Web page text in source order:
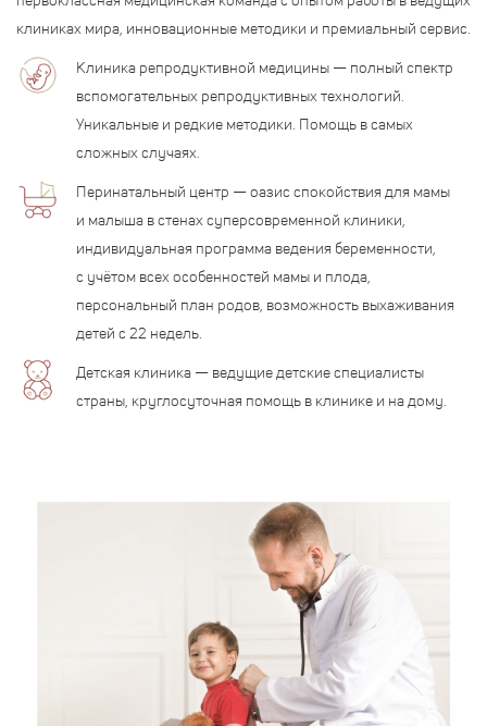
клиниках мира, инновационные методики и премиальный сервис.
Клиника репродуктивной медицины — полный спектр
вспомогательных репродуктивных технологий.
Уникальные и редкие методики. Помощь в самых
сложных случаях.
Перинатальный центр — оазис спокойствия для мамы
и малыша в стенах суперсовременной клиники,
индивидуальная программа ведения беременности,
с учётом всех особенностей мамы и плода,
персональный план родов, возможность выхаживания
детей с 22 недель.
Детская клиника — ведущие детские специалисты
страны, круглосуточная помощь в клинике и на дому.